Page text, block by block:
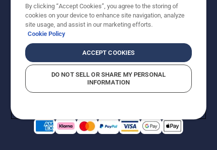
© Husqvarna AB (publ). All rights reserved. Priserna
som visas är rekommenderade cirkapriser. Alla angivna
priser är rekommenderade försäljningspriser (inkl.
moms) om inte produkten är tillgänglig för direkt köp.
CookiepolicyAnvändningsvillkor Sekretessmeddelande
Företagsinformation
By clicking “Accept Cookies”, you agree to the storing of
cookies on your device to enhance site navigation, analyze
site usage, and assist in our marketing efforts.
Cookie Policy
ACCEPT COOKIES
DO NOT SELL OR SHARE MY PERSONAL
INFORMATION